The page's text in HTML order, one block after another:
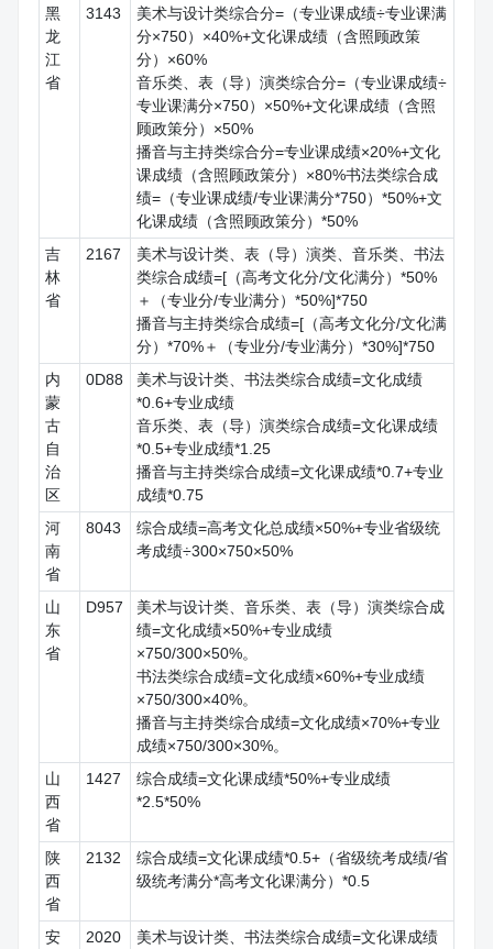
黑
龙
江
省
3143
美术与设计类综合分=（专业课成绩÷专业课满
分×750）×40%+文化课成绩（含照顾政策
分）×60%
音乐类、表（导）演类综合分=（专业课成绩÷
专业课满分×750）×50%+文化课成绩（含照
顾政策分）×50%
播音与主持类综合分=专业课成绩×20%+文化
课成绩（含照顾政策分）×80%书法类综合成
绩=（专业课成绩/专业课满分*750）*50%+文
化课成绩（含照顾政策分）*50%
吉
林
省
2167
美术与设计类、表（导）演类、音乐类、书法
类综合成绩=[（高考文化分/文化满分）*50%
＋（专业分/专业满分）*50%]*750
播音与主持类综合成绩=[（高考文化分/文化满
分）*70%＋（专业分/专业满分）*30%]*750
内
蒙
古
自
治
区
0D88
美术与设计类、书法类综合成绩=文化成绩
*0.6+专业成绩
音乐类、表（导）演类综合成绩=文化课成绩
*0.5+专业成绩*1.25
播音与主持类综合成绩=文化课成绩*0.7+专业
成绩*0.75
河
南
省
8043
综合成绩=高考文化总成绩×50%+专业省级统
考成绩÷300×750×50%
山
东
省
D957
美术与设计类、音乐类、表（导）演类综合成
绩=文化成绩×50%+专业成绩
×750/300×50%。
书法类综合成绩=文化成绩×60%+专业成绩
×750/300×40%。
播音与主持类综合成绩=文化成绩×70%+专业
成绩×750/300×30%。
山
西
省
1427
综合成绩=文化课成绩*50%+专业成绩
*2.5*50%
陕
西
省
2132
综合成绩=文化课成绩*0.5+（省级统考成绩/省
级统考满分*高考文化课满分）*0.5
安
2020
美术与设计类、书法类综合成绩=文化课成绩